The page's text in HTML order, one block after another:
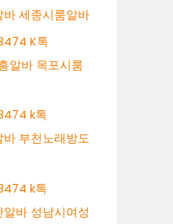
세종시룸알바
K톡
알바 목포시룸
k톡
부천노래방도
k톡
바 성남시여성